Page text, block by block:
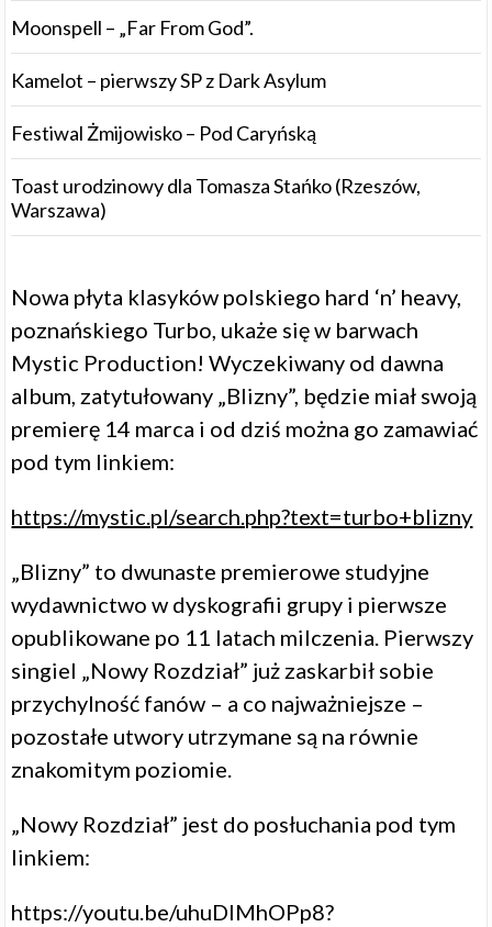
Moonspell – „Far From God”.
Kamelot – pierwszy SP z Dark Asylum
Festiwal Żmijowisko – Pod Caryńską
Toast urodzinowy dla Tomasza Stańko (Rzeszów,
Warszawa)
Nowa płyta klasyków polskiego hard ‘n’ heavy,
poznańskiego Turbo, ukaże się w barwach
Mystic Production! Wyczekiwany od dawna
album, zatytułowany „Blizny”, będzie miał swoją
premierę 14 marca i od dziś można go zamawiać
pod tym linkiem:
https://mystic.pl/search.php?text=turbo+blizny
„Blizny” to dwunaste premierowe studyjne
wydawnictwo w dyskografii grupy i pierwsze
opublikowane po 11 latach milczenia. Pierwszy
singiel „Nowy Rozdział” już zaskarbił sobie
przychylność fanów – a co najważniejsze –
pozostałe utwory utrzymane są na równie
znakomitym poziomie.
„Nowy Rozdział” jest do posłuchania pod tym
linkiem:
https://youtu.be/uhuDlMhOPp8?